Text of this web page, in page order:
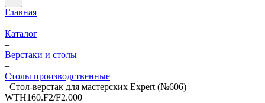
Главная
–
Каталог
–
Верстаки и столы
–
Столы производственные
–Стол-верстак для мастерских Expert (№606)
WTH160.F2/F2.000